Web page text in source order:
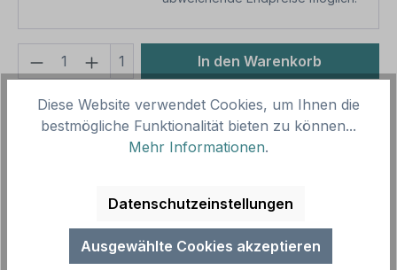
Produkt Anzahl: Gib den
1 In den Warenkorb
Produktnummer:SH15902.3
Vorlagenummer: TX-A-346
Betriebsschild Achtung - In diesem Haus besteht
Kondompflicht. Textschilder sind Hinweisschilder mit
reinen Textinhalten in…
Diese Website verwendet Cookies, um Ihnen die
bestmögliche Funktionalität bieten zu können...
Mehr Informationen.
Datenschutzeinstellungen
Ausgewählte Cookies akzeptieren